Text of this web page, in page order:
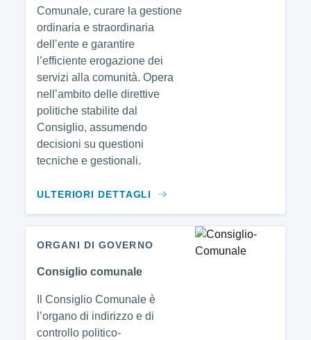
Comunale, curare la gestione
ordinaria e straordinaria
dell’ente e garantire
l’efficiente erogazione dei
servizi alla comunità. Opera
nell’ambito delle direttive
politiche stabilite dal
Consiglio, assumendo
decisioni su questioni
tecniche e gestionali.
ULTERIORI DETTAGLI
ORGANI DI GOVERNO
Consiglio comunale
Il Consiglio Comunale è
l’organo di indirizzo e di
controllo politico-